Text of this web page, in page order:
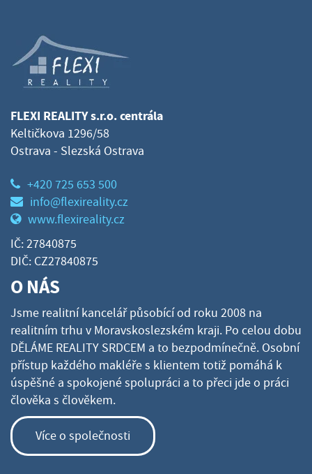
FLEXI REALITY s.r.o. centrála
Keltičkova 1296/58
Ostrava - Slezská Ostrava
+420 725 653 500
info@flexireality.cz
www.flexireality.cz
IČ: 27840875
DIČ: CZ27840875
O NÁS
Jsme realitní kancelář působící od roku 2008 na
realitním trhu v Moravskoslezském kraji. Po celou dobu
DĚLÁME REALITY SRDCEM a to bezpodmínečně. Osobní
přístup každého makléře s klientem totiž pomáhá k
úspěšné a spokojené spolupráci a to přeci jde o práci
člověka s člověkem.
Více o společnosti